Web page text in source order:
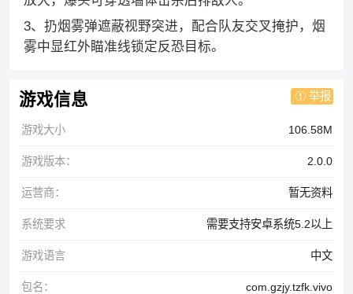
3、扔烟雾弹遮蔽视野突进，配合队友交叉掩护，烟
雾中显红外瞄准线锁定反恐目标。
游戏信息 举报
游戏大小 106.58M
游戏版本： 2.0.0
运营商： 暂无资料
系统要求 需要支持安卓系统5.2以上
游戏语言 中文
包名： com.gzjy.tzfk.vivo